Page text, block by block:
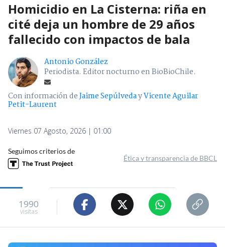
Homicidio en La Cisterna: riña en
cité deja un hombre de 29 años
fallecido con impactos de bala
Antonio González
Periodista. Editor nocturno en BioBioChile.
Con información deJaime SepúlvedayVicente Aguilar
Petit-Laurent
Viernes 07 Agosto, 2026 | 01:00
Seguimos criterios de
Ética y transparencia de BBCL
1990
visitas